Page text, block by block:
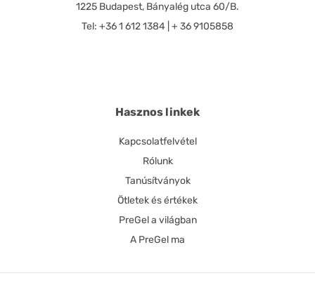
1225 Budapest, Bányalég utca 60/B.
Tel: +36 1 612 1384 | + 36 9105858
Hasznos linkek
Kapcsolatfelvétel
Rólunk
Tanúsítványok
Ötletek és értékek
PreGel a világban
A PreGel ma